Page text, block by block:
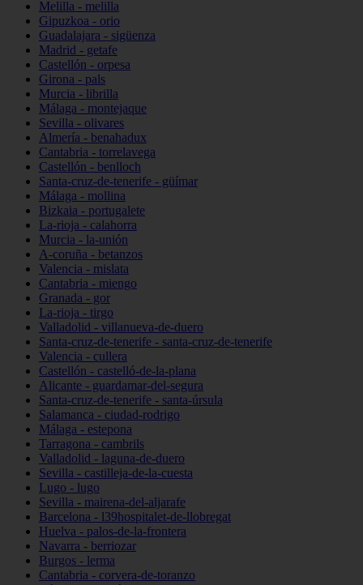
Melilla - melilla
Gipuzkoa - orio
Guadalajara - sigüenza
Madrid - getafe
Castellón - orpesa
Girona - pals
Murcia - librilla
Málaga - montejaque
Sevilla - olivares
Almería - benahadux
Cantabria - torrelavega
Castellón - benlloch
Santa-cruz-de-tenerife - güímar
Málaga - mollina
Bizkaia - portugalete
La-rioja - calahorra
Murcia - la-unión
A-coruña - betanzos
Valencia - mislata
Cantabria - miengo
Granada - gor
La-rioja - tirgo
Valladolid - villanueva-de-duero
Santa-cruz-de-tenerife - santa-cruz-de-tenerife
Valencia - cullera
Castellón - castelló-de-la-plana
Alicante - guardamar-del-segura
Santa-cruz-de-tenerife - santa-úrsula
Salamanca - ciudad-rodrigo
Málaga - estepona
Tarragona - cambrils
Valladolid - laguna-de-duero
Sevilla - castilleja-de-la-cuesta
Lugo - lugo
Sevilla - mairena-del-aljarafe
Barcelona - l39hospitalet-de-llobregat
Huelva - palos-de-la-frontera
Navarra - berriozar
Burgos - lerma
Cantabria - corvera-de-toranzo